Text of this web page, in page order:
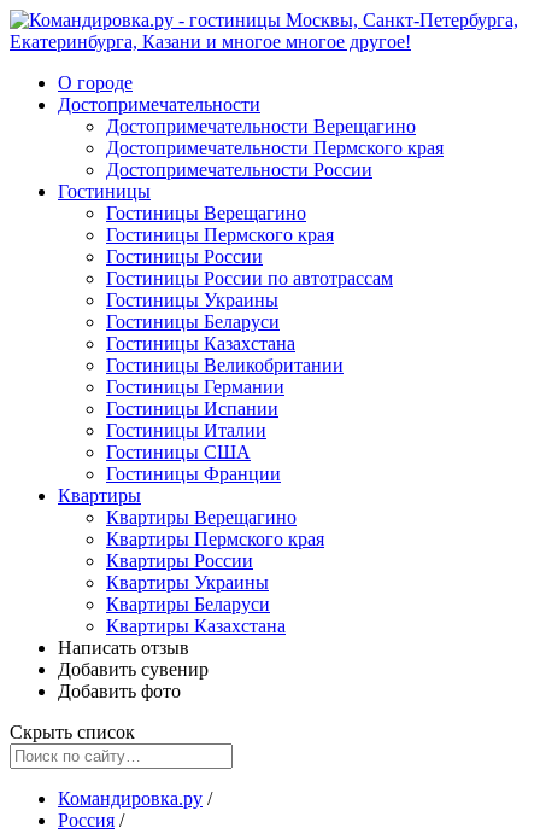
О городе
Достопримечательности
Достопримечательности Верещагино
Достопримечательности Пермского края
Достопримечательности России
Гостиницы
Гостиницы Верещагино
Гостиницы Пермского края
Гостиницы России
Гостиницы России по автотрассам
Гостиницы Украины
Гостиницы Беларуси
Гостиницы Казахстана
Гостиницы Великобритании
Гостиницы Германии
Гостиницы Испании
Гостиницы Италии
Гостиницы США
Гостиницы Франции
Квартиры
Квартиры Верещагино
Квартиры Пермского края
Квартиры России
Квартиры Украины
Квартиры Беларуси
Квартиры Казахстана
Написать отзыв
Добавить сувенир
Добавить фото
Скрыть список
Командировка.ру /
Россия /